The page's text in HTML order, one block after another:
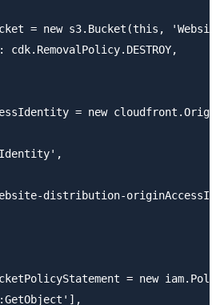
= new s3.Bucket(this,
cdk.RemovalPolicy.DESTROY,
= new
distribution-
= new